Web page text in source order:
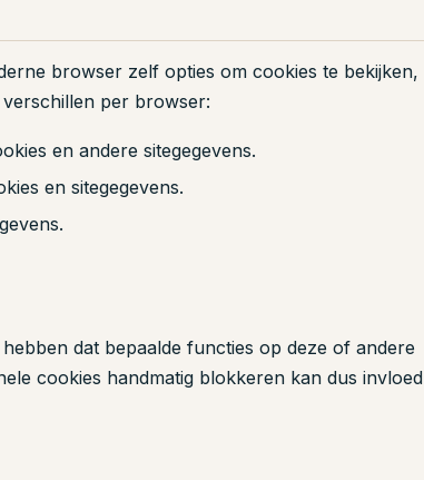
browser zelf opties om cookies te bekijken,
per browser:
en andere sitegegevens.
en sitegegevens.
dat bepaalde functies op deze of andere
cookies handmatig blokkeren kan dus invloed